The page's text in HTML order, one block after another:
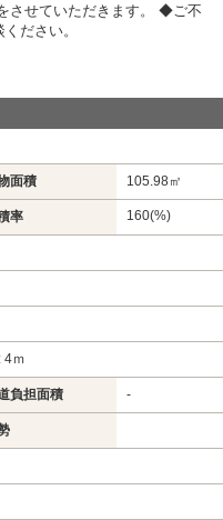
させていただきます。 ◆ご不
ださい。
面積 105.98㎡
率 160(%)
4ｍ
負担面積 -